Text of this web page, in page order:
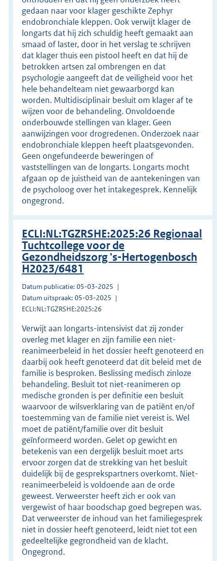
gedaan naar voor klager geschikte Zephyr
endobronchiale kleppen. Ook verwijt klager de
longarts dat hij zich schuldig heeft gemaakt aan
smaad of laster, door in het verslag te schrijven
dat klager thuis een pistool heeft en dat hij de
betrokken artsen zal ombrengen en dat
psychologie aangeeft dat de veiligheid voor het
hele behandelteam niet gewaarborgd kan
worden. Multidisciplinair besluit om klager af te
wijzen voor de behandeling. Onvoldoende
onderbouwde stellingen van klager. Geen
aanwijzingen voor drogredenen. Onderzoek naar
endobronchiale kleppen heeft plaatsgevonden.
Geen ongefundeerde beweringen of
vaststellingen van de longarts. Longarts mocht
afgaan op de juistheid van de aantekeningen van
de psycholoog over het intakegesprek. Kennelijk
ongegrond.
ECLI:NL:TGZRSHE:2025:26 Regionaal
Tuchtcollege voor de
Gezondheidszorg 's-Hertogenbosch
H2023/6481
Datum publicatie: 05-03-2025
Datum uitspraak: 05-03-2025
ECLI:NL:TGZRSHE:2025:26
Verwijt aan longarts-intensivist dat zij zonder
overleg met klager en zijn familie een niet-
reanimeerbeleid in het dossier heeft genoteerd en
daarbij ook heeft genoteerd dat dit beleid met de
familie is besproken. Beslissing medisch zinloze
behandeling. Besluit tot niet-reanimeren op
medische gronden is per definitie een besluit
waarvoor de wilsverklaring van de patiënt en/of
toestemming van de familie niet vereist is. Wel
moet de patiënt/familie over dit besluit
geïnformeerd worden. Gelet op gewicht en
betekenis van een dergelijk besluit moet arts
ervoor zorgen dat de strekking van het besluit
duidelijk bij de gesprekspartners overkomt. Niet-
reanimeerbeleid is voldoende aan de orde
geweest. Verweerster heeft zich er ook van
vergewist of haar boodschap goed begrepen was.
Dat verweerster de inhoud van het familiegesprek
niet in dossier heeft genoteerd, leidt niet tot een
gedeeltelijke gegrondheid van de klacht.
Ongegrond.